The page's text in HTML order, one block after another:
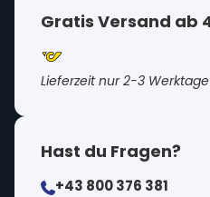
Gratis Versand ab
Lieferzeit nur 2-3 Werktage
Hast du Fragen?
+43 800 376 381